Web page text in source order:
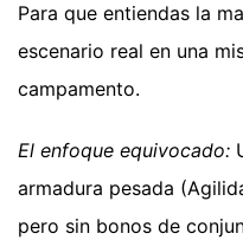
Para que entiendas la
escenario real en una
campamento.
El enfoque equivocado:
armadura pesada
pero sin bonos de